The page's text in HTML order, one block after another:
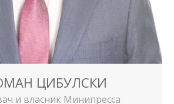
ЦИБУЛСКИ
и власник Минипресса